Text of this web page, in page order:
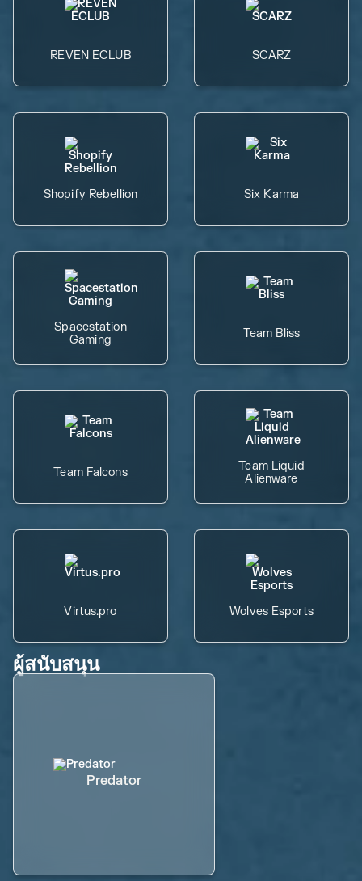
REVEN ECLUB SCARZ
Shopify Rebellion Six Karma
Spacestation
Gaming
Team Bliss
Team Falcons
Team Liquid
Alienware
Virtus.pro Wolves Esports
ผู้สนับสนุน
Predator